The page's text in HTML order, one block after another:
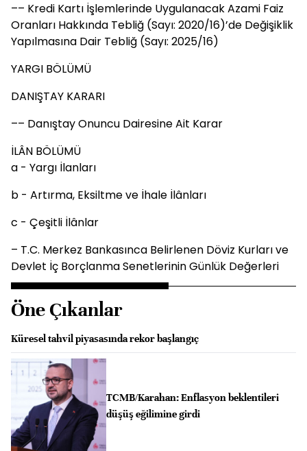
–– Kredi Kartı İşlemlerinde Uygulanacak Azami Faiz
Oranları Hakkında Tebliğ (Sayı: 2020/16)’de Değişiklik
Yapılmasına Dair Tebliğ (Sayı: 2025/16)
YARGI BÖLÜMÜ
DANIŞTAY KARARI
–– Danıştay Onuncu Dairesine Ait Karar
İLÂN BÖLÜMÜ
a - Yargı İlanları
b - Artırma, Eksiltme ve İhale İlânları
c - Çeşitli İlânlar
– T.C. Merkez Bankasınca Belirlenen Döviz Kurları ve
Devlet İç Borçlanma Senetlerinin Günlük Değerleri
Öne Çıkanlar
Küresel tahvil piyasasında rekor başlangıç
TCMB/Karahan: Enflasyon beklentileri
düşüş eğilimine girdi